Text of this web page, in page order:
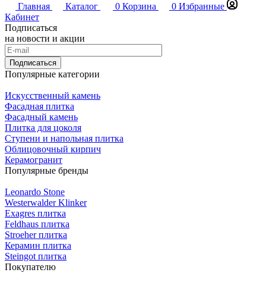
Главная
Каталог 0 Корзина 0 Избранные
Кабинет
Подписаться
на новости и акции
Подписаться
Популярные категории
Искусственный камень
Фасадная плитка
Фасадный камень
Плитка для цоколя
Ступени и напольная плитка
Облицовочный кирпич
Керамогранит
Популярные бренды
Leonardo Stone
Westerwalder Klinker
Exagres плитка
Feldhaus плитка
Stroeher плитка
Керамин плитка
Steingot плитка
Покупателю